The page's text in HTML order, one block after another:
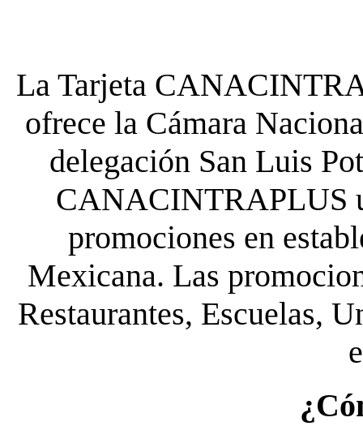
La Tarjeta
ofrece la Cámara
delegación San Luis
CANACINTRAPLUS
promociones en
Mexicana. Las
Restaurantes, Escuelas,